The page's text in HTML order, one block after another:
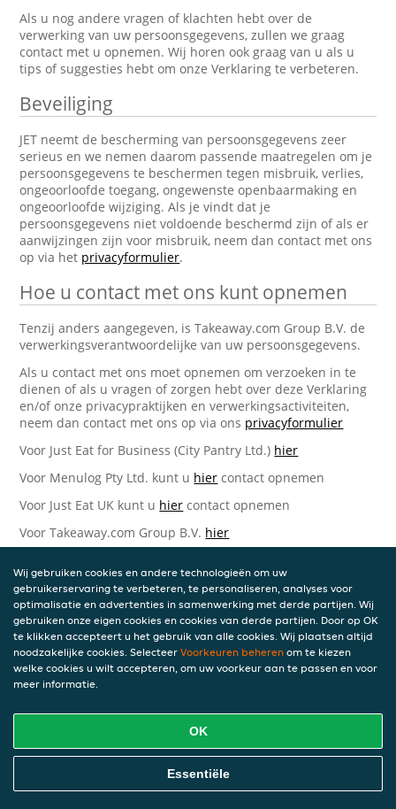
Als u nog andere vragen of klachten hebt over de
verwerking van uw persoonsgegevens, zullen we graag
contact met u opnemen. Wij horen ook graag van u als u
tips of suggesties hebt om onze Verklaring te verbeteren.
Beveiliging
JET neemt de bescherming van persoonsgegevens zeer
serieus en we nemen daarom passende maatregelen om je
persoonsgegevens te beschermen tegen misbruik, verlies,
ongeoorloofde toegang, ongewenste openbaarmaking en
ongeoorloofde wijziging. Als je vindt dat je
persoonsgegevens niet voldoende beschermd zijn of als er
aanwijzingen zijn voor misbruik, neem dan contact met ons
op via het privacyformulier.
Hoe u contact met ons kunt opnemen
Tenzij anders aangegeven, is Takeaway.com Group B.V. de
verwerkingsverantwoordelijke van uw persoonsgegevens.
Als u contact met ons moet opnemen om verzoeken in te
dienen of als u vragen of zorgen hebt over deze Verklaring
en/of onze privacypraktijken en verwerkingsactiviteiten,
neem dan contact met ons op via ons privacyformulier
Voor Just Eat for Business (City Pantry Ltd.) hier
Voor Menulog Pty Ltd. kunt u hier contact opnemen
Voor Just Eat UK kunt u hier contact opnemen
Voor Takeaway.com Group B.V. hier
Takeaway.com Group B.V.
Piet Heinkade 61
1019 GM Amsterdam
Nederland
Bijgewerkte versies van deze
Wij kunnen deze Verklaring van tijd tot tijd bijwerken als
reactie op veranderende juridische, technische of zakelijke
ontwikkelingen. Wanneer wij onze Privacyverklaring
bijwerken, zullen wij passende maatregelen nemen om u
Wij gebruiken cookies en andere technologieën om uw
gebruikerservaring te verbeteren, te personaliseren, analyses voor
optimalisatie en advertenties in samenwerking met derde partijen. Wij
gebruiken onze eigen cookies en cookies van derde partijen. Door op OK
te klikken accepteert u het gebruik van alle cookies. Wij plaatsen altijd
noodzakelijke cookies. Selecteer Voorkeuren beheren om te kiezen
welke cookies u wilt accepteren, om uw voorkeur aan te passen en voor
meer informatie.
OK
Essentiële